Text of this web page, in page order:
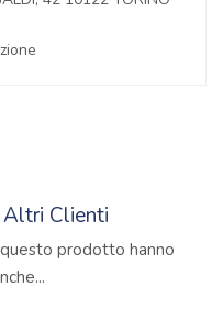
Altri Clienti
prodotto hanno